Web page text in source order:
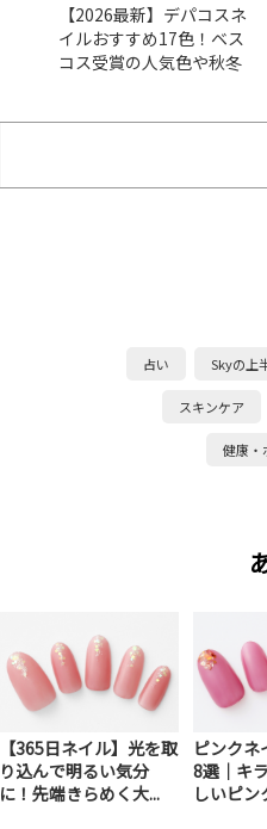
【2026最新】デパコスネ
イルおすすめ17色！ベス
コス受賞の人気色や秋冬
占い Skyの上
スキンケア
健康・
【365日ネイル】光を取
り込んで明るい気分
に！先端きらめく大...
ピンクネ
8選｜キ
しいピン